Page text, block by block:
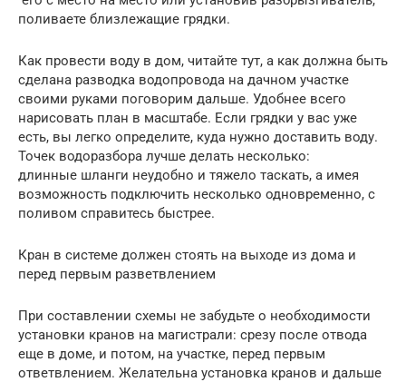
поливаете близлежащие грядки.
Как провести воду в дом, читайте тут, а как должна быть
сделана разводка водопровода на дачном участке
своими руками поговорим дальше. Удобнее всего
нарисовать план в масштабе. Если грядки у вас уже
есть, вы легко определите, куда нужно доставить воду.
Точек водоразбора лучше делать несколько:
длинные шланги неудобно и тяжело таскать, а имея
возможность подключить несколько одновременно, с
поливом справитесь быстрее.
Кран в системе должен стоять на выходе из дома и
перед первым разветвлением
При составлении схемы не забудьте о необходимости
установки кранов на магистрали: срезу после отвода
еще в доме, и потом, на участке, перед первым
ответвлением. Желательна установка кранов и дальше